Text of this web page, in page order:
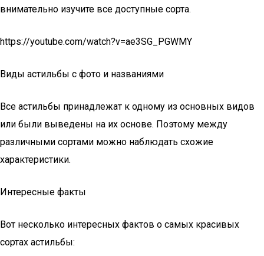
внимательно изучите все доступные сорта.
https://youtube.com/watch?v=ae3SG_PGWMY
Виды астильбы с фото и названиями
Все астильбы принадлежат к одному из основных видов
или были выведены на их основе. Поэтому между
различными сортами можно наблюдать схожие
характеристики.
Интересные факты
Вот несколько интересных фактов о самых красивых
сортах астильбы: